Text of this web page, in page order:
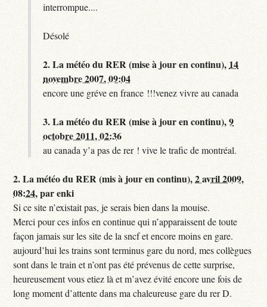
interrompue....
Désolé
2.La météo du RER (mise à jour en continu), 14
novembre 2007, 09:04
encore une gréve en france !!!venez vivre au canada
3.La météo du RER (mise à jour en continu),9
octobre 2011, 02:36
au canada y’a pas de rer ! vive le trafic de montréal.
2.La météo du RER (mis à jour en continu),2 avril 2009,
08:24,parenki
Si ce site n’existait pas, je serais bien dans la mouise.
Merci pour ces infos en continue qui n’apparaissent de toute
façon jamais sur les site de la sncf et encore moins en gare.
aujourd’hui les trains sont terminus gare du nord, mes collègues
sont dans le train et n’ont pas été prévenus de cette surprise,
heureusement vous etiez là et m’avez évité encore une fois de
long moment d’attente dans ma chaleureuse gare du rer D.